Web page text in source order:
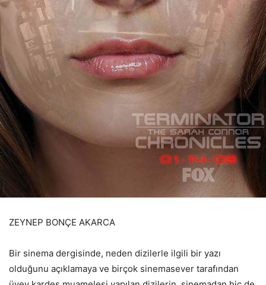
ZEYNEP BONÇE AKARCA
Bir sinema dergisinde, neden dizilerle ilgili bir yazı
olduğunu açıklamaya ve birçok sinemasever tarafından